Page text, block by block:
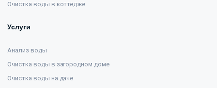
Очистка воды в коттедже
Услуги
Анализ воды
Очистка воды в загородном доме
Очистка воды на даче